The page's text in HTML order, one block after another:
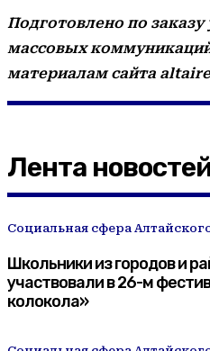
Подготовлено по
массовых
материалам сайта
Лента
Социальная сфера
Школьники из городов и
участвовали в 26-м
колокола»